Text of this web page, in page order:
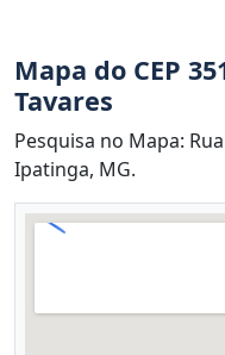
Mapa do CEP
Tavares
Pesquisa no Mapa:
Ipatinga, MG.